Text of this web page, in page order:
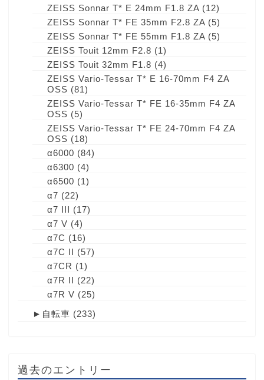
ZEISS Sonnar T* E 24mm F1.8 ZA (12)
ZEISS Sonnar T* FE 35mm F2.8 ZA (5)
ZEISS Sonnar T* FE 55mm F1.8 ZA (5)
ZEISS Touit 12mm F2.8 (1)
ZEISS Touit 32mm F1.8 (4)
ZEISS Vario-Tessar T* E 16-70mm F4 ZA
OSS (81)
ZEISS Vario-Tessar T* FE 16-35mm F4 ZA
OSS (5)
ZEISS Vario-Tessar T* FE 24-70mm F4 ZA
OSS (18)
α6000 (84)
α6300 (4)
α6500 (1)
α7 (22)
α7 III (17)
α7 V (4)
α7C (16)
α7C II (57)
α7CR (1)
α7R II (22)
α7R V (25)
► 自転車 (233)
過去のエントリー